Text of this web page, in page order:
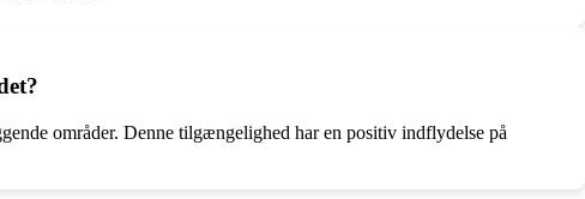
områder. Denne tilgængelighed har en positiv indflydelse på